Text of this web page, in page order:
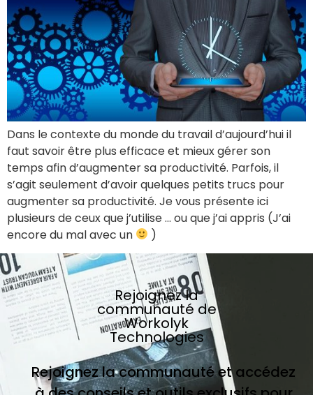
Dans le contexte du monde du travail d’aujourd’hui il
faut savoir être plus efficace et mieux gérer son
temps afin d’augmenter sa productivité. Parfois, il
s’agit seulement d’avoir quelques petits trucs pour
augmenter sa productivité. Je vous présente ici
plusieurs de ceux que j’utilise … ou que j’ai appris (J’ai
encore du mal avec un
)
Rejoignez la
communauté de
Workolyk
Technologies
Rejoignez la communauté et accédez